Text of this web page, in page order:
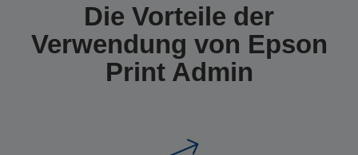
Die Vorteile der
Verwendung von Epson
Print Admin